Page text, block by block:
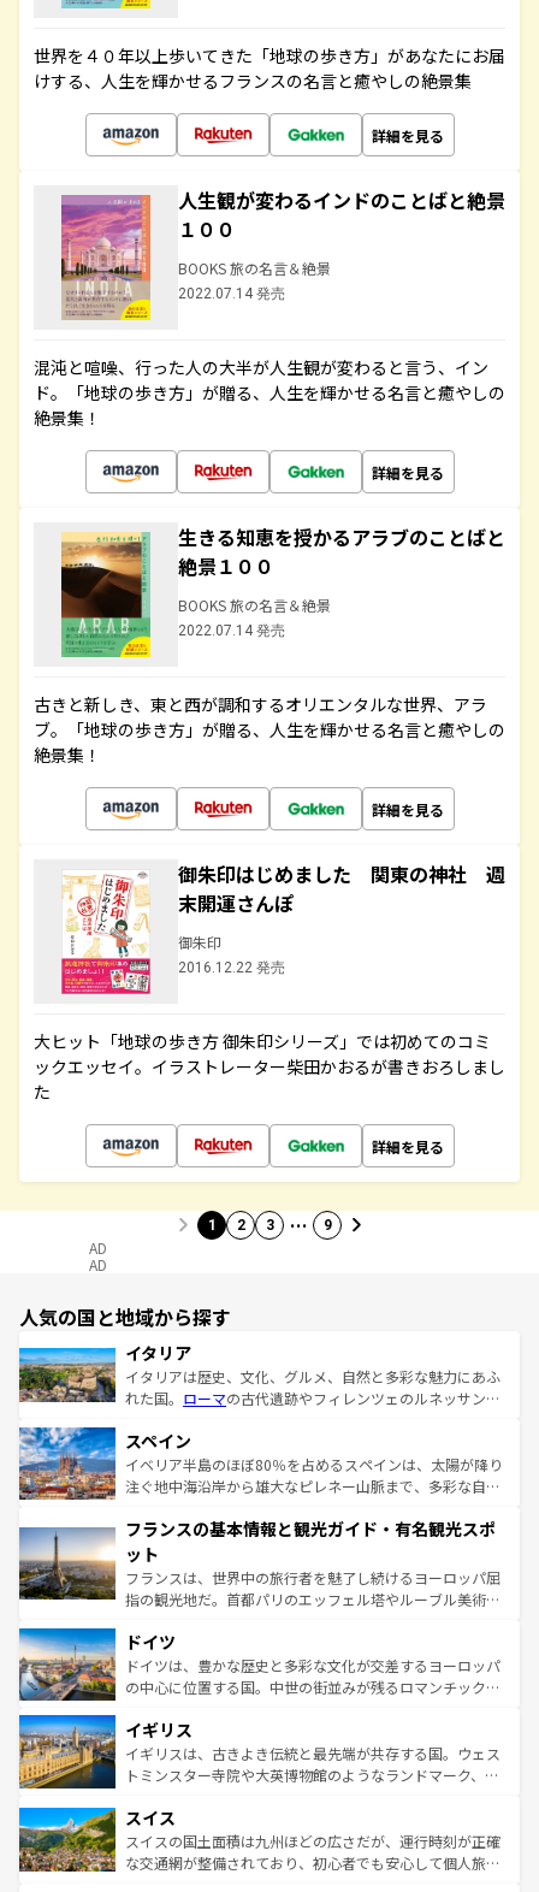
世界を４０年以上歩いてきた「地球の歩き方」があなたにお届
けする、人生を輝かせるフランスの名言と癒やしの絶景集
詳細を見る
人生観が変わるインドのことばと絶景
１００
BOOKS 旅の名言＆絶景
2022.07.14 発売
混沌と喧噪、行った人の大半が人生観が変わると言う、イン
ド。「地球の歩き方」が贈る、人生を輝かせる名言と癒やしの
絶景集！
詳細を見る
生きる知恵を授かるアラブのことばと
絶景１００
BOOKS 旅の名言＆絶景
2022.07.14 発売
古きと新しき、東と西が調和するオリエンタルな世界、アラ
ブ。「地球の歩き方」が贈る、人生を輝かせる名言と癒やしの
絶景集！
詳細を見る
御朱印はじめました 関東の神社 週
末開運さんぽ
御朱印
2016.12.22 発売
大ヒット「地球の歩き方 御朱印シリーズ」では初めてのコミ
ックエッセイ。イラストレーター柴田かおるが書きおろしまし
た
詳細を見る
1 2 3 … 9
AD
AD
人気の国と地域から探す
イタリア
イタリアは歴史、文化、グルメ、自然と多彩な魅力にあふ
れた国。 ローマの古代遺跡やフィレンツェのルネッサンス
ろん、トスカーナの美しい田園風景やアマルフィ海岸の絶
景など、自然景観も見逃せない。観光の合間には、本場の
ピザやパスタなど、絶品のイタリア料理を堪能することも
ませてくれるイタリアで、忘れられない旅をしてみよう！
なお、新着のイタリア情報は
しい。
スペイン
イベリア半島のほぼ80％を占めるスペインは、太陽が降り
注ぐ地中海沿岸から雄大なピレネー山脈まで、多彩な自然
文化が根付くこの国では、情熱的なフラメンコ、熱気あふ
れる闘牛、そして美味しいタパスが生活の一部となってい
る。首都マドリードの洗練された雰囲気や、バルセロナの
アートに溢れた街角から、地方では古代ローマ遺跡や中世
せる。地方によって風土や気候が異なるスペインはその個
性で訪れる人を魅了する。 なお、新着のスペイン情報は コ
ンテンツ一覧を参照してほしい。
フランスの基本情報と観光ガイド・有名観光スポ
ット
フランスは、世界中の旅行者を魅了し続けるヨーロッパ屈
指の観光地だ。首都パリのエッフェル塔やルーブル美術館
で、幅広い魅力が詰まっている。華麗な宮殿、歴史的な大
聖堂、美しいビーチ、そして豊かな自然が、訪れる者を心
から魅了する。また、フランスは美食の国としても知ら
いる。シャンパンの発祥地であるランス、プロヴァンスの
香り高いラベンダー畑など、多彩な楽しみ方が可能だ。さ
らに、パリ以外の地域にも魅力が溢れており、どの街角に
れる地方に足を運ぶとそれぞれで全く異なる文化を体験で
きるだろう。 なお、新着のフランス情報はコンテンツ一覧
を参照してほしい。
ドイツ
ドイツは、豊かな歴史と多彩な文化が交差するヨーロッパ
の中心に位置する国。中世の街並みが残るロマンチック街
顔を持つこの国は、どこを歩いても飽きることがない。ベ
ルリンの文化的活気、バイエルン州のアルプスの絶景、そ
してライン川沿いのワイン畑といった風景は必見。ビール
は、お酒好きな人にはぜひ体験してほしい。 なお、新着の
ドイツ情報はコンテンツ一覧を参照してほしい。
イギリス
イギリスは、古きよき伝統と最先端が共存する国。ウェス
トミンスター寺院や大英博物館のようなランドマーク、歴
リアごとに異なる魅力がある。また、優雅なアフタヌーン
ティー、ビール好きにはたまらない英国パブ、サッカー観
戦など、本場だからこそできる体験も豊富。イギリスを旅
スイス
スイスの国土面積は九州ほどの広さだが、運行時刻が正確
な交通網が整備されており、初心者でも安心して個人旅行